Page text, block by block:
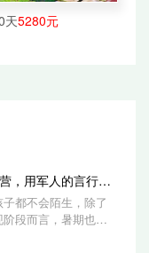
天5280元
贵阳军旅特色夏令营，用军人的言行影响
都不会陌生，除了
段而言，暑期也是